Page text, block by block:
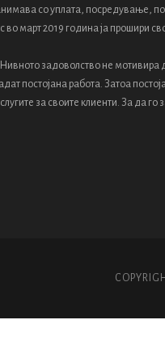
со уплата, посредyвање,
март 2019 година ја прошири
задоволство не
постојана работа. Затоа
за своите клиенти. За да